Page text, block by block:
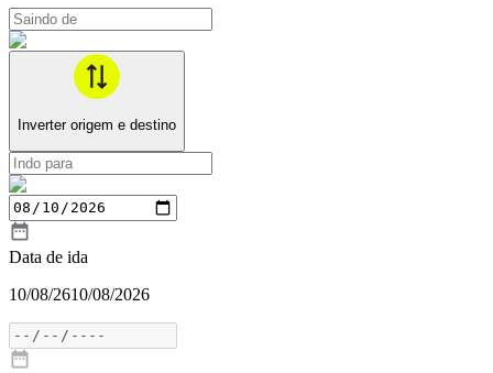
Inverter origem e destino
Data de ida
10/08/2610/08/2026